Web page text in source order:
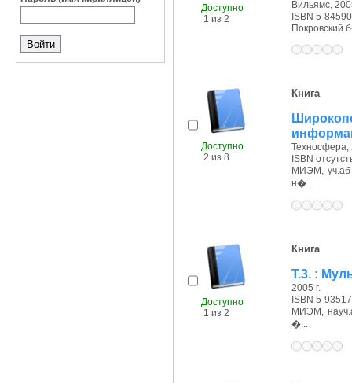
Доступно
1 из 2
Вильямс,
ISBN 5-
Покровский
Доступно
2 из 8
Книга
Техносфера,
ISBN
МИЭМ,
н�...
Доступно
1 из 2
Книга
Т.3. :
2005 г.
ISBN 5-
МИЭМ,
�...